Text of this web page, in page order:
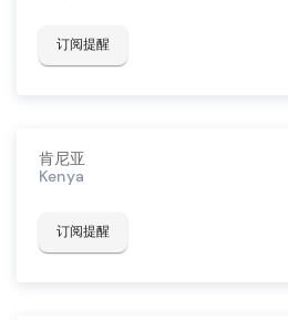
订阅提醒
肯尼亚
Kenya
订阅提醒